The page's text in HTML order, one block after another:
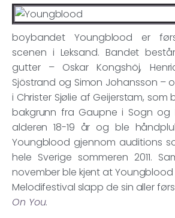
boybandet Youngblood er
scenen i Leksand. Bandet
gutter – Oskar Kongshöj,
Sjöstrand og Simon Johansson –
i Christer Sjølie af Geijerstam, som
bakgrunn fra Gaupne i Sogn og
alderen 18-19 år og ble
Youngblood gjennom auditions
hele Sverige sommeren 2011.
november ble kjent at Youngblood
Melodifestival slapp de sin aller
On You.